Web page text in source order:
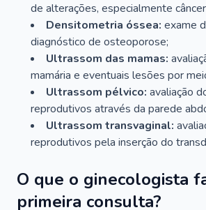
de alterações, especialmente
Densitometria óssea: exame
diagnóstico de osteoporose;
Ultrassom das mamas:
mamária e eventuais lesões por
Ultrassom pélvico: avaliação
reprodutivos através da parede
Ultrassom transvaginal:
reprodutivos pela inserção do
O que o ginecologista
primeira consulta?